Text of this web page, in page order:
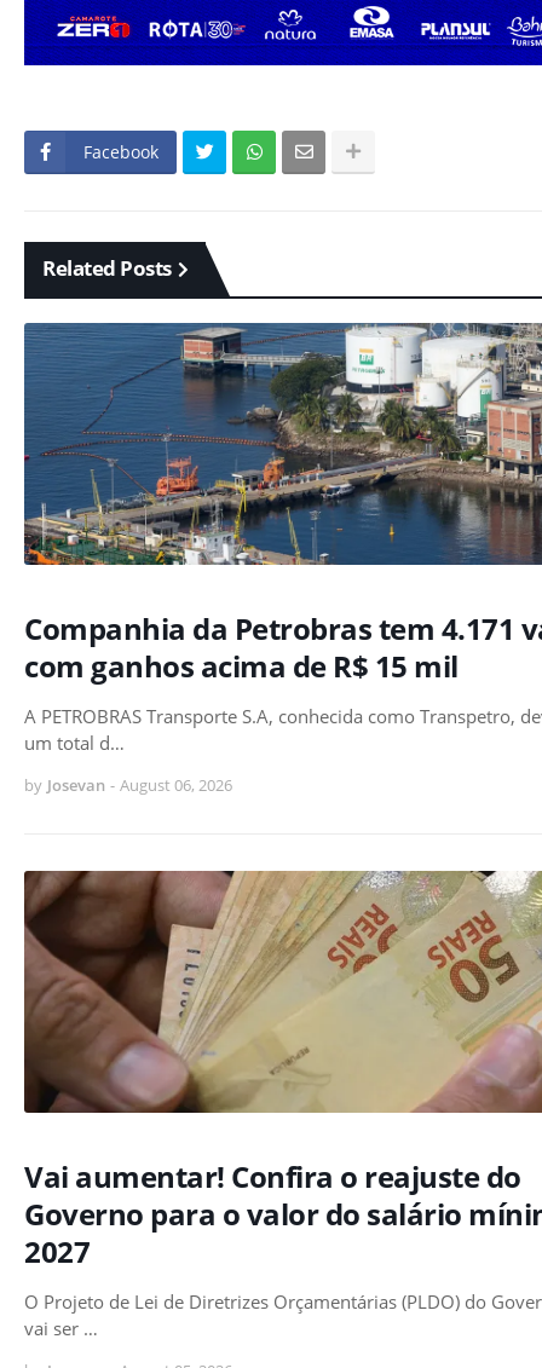
Facebook
Related Posts
Companhia da Petrobras tem 4.171
com ganhos acima de R$ 15 mil
A PETROBRAS Transporte S.A, conhecida como Transpetro,
um total d…
by Josevan - August 06, 2026
Vai aumentar! Confira o reajuste do
Governo para o valor do salário
2027
O Projeto de Lei de Diretrizes Orçamentárias (PLDO) do
vai ser …